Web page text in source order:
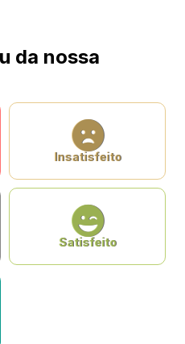
da nossa
Insatisfeito
Satisfeito